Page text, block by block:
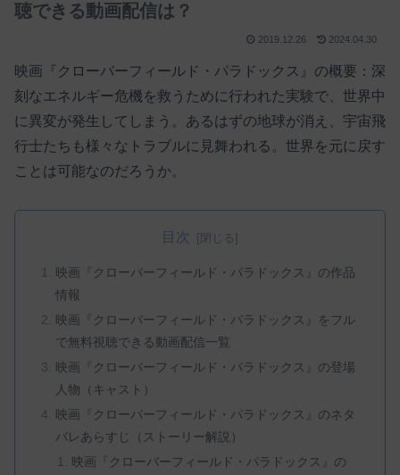
聴できる動画配信は？
2019.12.26 2024.04.30
映画『クローバーフィールド・パラドックス』の概要：深
刻なエネルギー危機を救うために行われた実験で、世界中
に異変が発生してしまう。あるはずの地球が消え、宇宙飛
行士たちも様々なトラブルに見舞われる。世界を元に戻す
ことは可能なのだろうか。
目次
映画『クローバーフィールド・パラドックス』の作品
情報
映画『クローバーフィールド・パラドックス』をフル
で無料視聴できる動画配信一覧
映画『クローバーフィールド・パラドックス』の登場
人物（キャスト）
映画『クローバーフィールド・パラドックス』のネタ
バレあらすじ（ストーリー解説）
映画『クローバーフィールド・パラドックス』の